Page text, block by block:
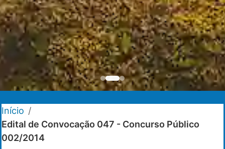
Início /
Edital de Convocação 047 - Concurso Público
002/2014